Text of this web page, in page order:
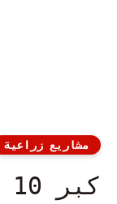
مشاريع زراعية